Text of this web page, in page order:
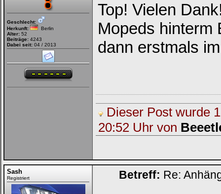
Geschlecht:
Herkunft:
Berlin
Alter: 52
Beiträge: 4243
Dabei seit: 04 / 2013
Top! Vielen
Mopeds hinterm
dann erstmals
Dieser Post wurde
20:52 Uhr von
Sash
Registriert Betreff: Re: